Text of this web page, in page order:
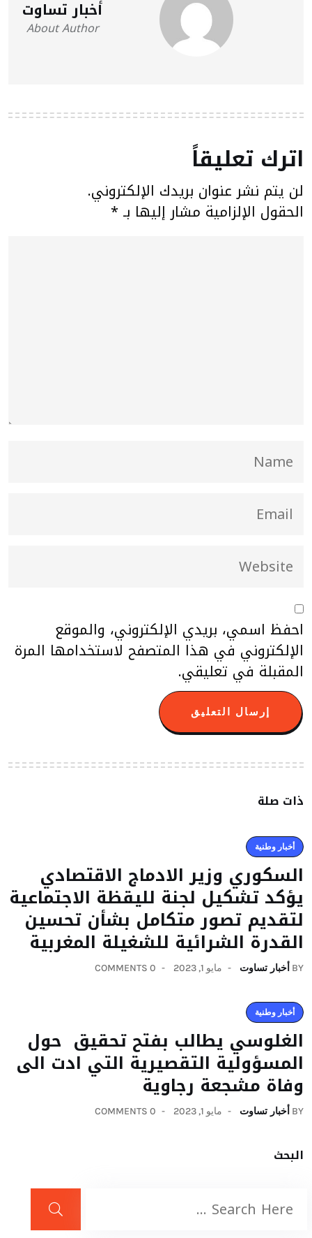
أخبار تساوت
About Author
اترك تعليقاً
لن يتم نشر عنوان بريدك الإلكتروني.
الحقول الإلزامية مشار إليها بـ *
احفظ اسمي، بريدي الإلكتروني، والموقع
الإلكتروني في هذا المتصفح لاستخدامها المرة
المقبلة في تعليقي.
ذات صلة
أخبار وطنية
السكوري وزير الادماج الاقتصادي
يؤكد تشكيل لجنة لليقظة الاجتماعية
لتقديم تصور متكامل بشأن تحسين
القدرة الشرائية للشغيلة المغربية
BY أخبار تساوت مايو 1, 2023 0 COMMENTS
أخبار وطنية
الغلوسي يطالب بفتح تحقيق حول
المسؤولية التقصيرية التي ادت الى
وفاة مشجعة رجاوية
BY أخبار تساوت مايو 1, 2023 0 COMMENTS
البحث